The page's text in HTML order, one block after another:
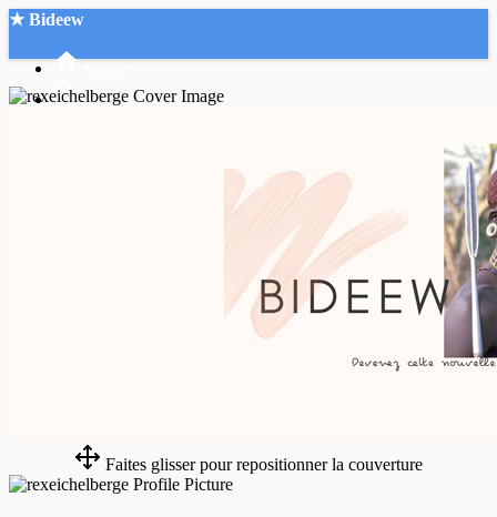
★ Bideew
Faites glisser pour repositionner la couverture